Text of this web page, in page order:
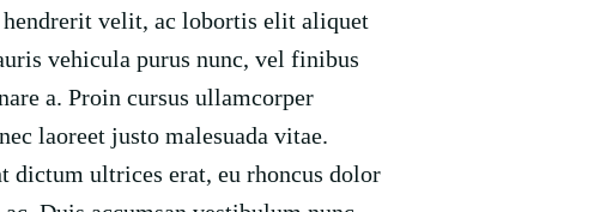
hendrerit velit, ac lobortis elit aliquet
vehicula purus nunc, vel finibus
a. Proin cursus ullamcorper
laoreet justo malesuada vitae.
dictum ultrices erat, eu rhoncus dolor